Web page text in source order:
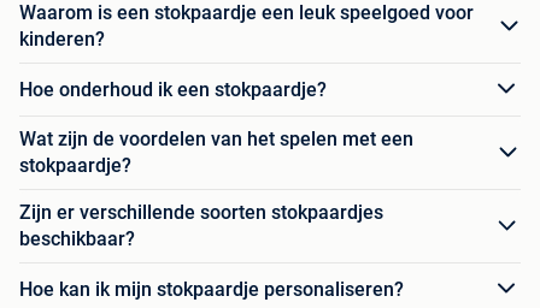
Waarom is een stokpaardje een leuk speelgoed voor
kinderen?
Hoe onderhoud ik een stokpaardje?
Wat zijn de voordelen van het spelen met een
stokpaardje?
Zijn er verschillende soorten stokpaardjes
beschikbaar?
Hoe kan ik mijn stokpaardje personaliseren?